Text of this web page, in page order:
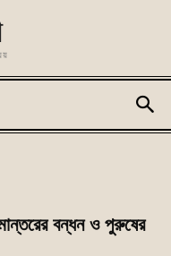
বন্ধন ও পুরুষের